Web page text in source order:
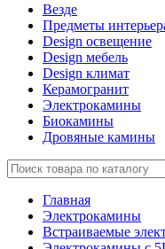
Везде
Предметы
Design освещение
Design мебель
Design климат
Керамогранит
Электрокамины
Биокамины
Дровяные камины
Главная
Электрокамины
Встраиваемые